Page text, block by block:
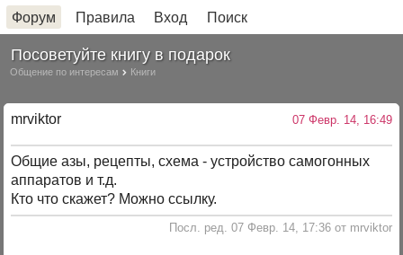
Форум Правила Вход Поиск
Посоветуйте книгу в подарок
Общение по интересам Книги
mrviktor 07 Февр. 14, 16:49
Общие азы, рецепты, схема - устройство самогонных
аппаратов и т.д.
Кто что скажет? Можно ссылку.
Посл. ред. 07 Февр. 14, 17:36 от mrviktor